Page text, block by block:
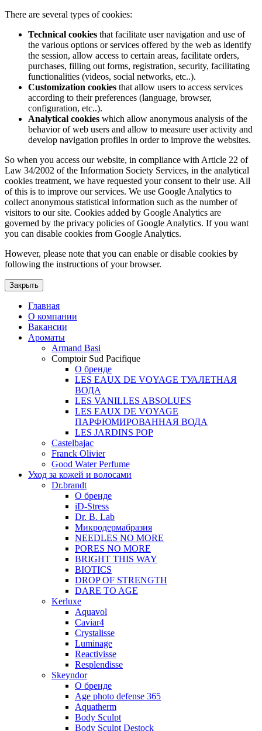
There are several types of cookies:
Technical cookies that facilitate user navigation and use of
the various options or services offered by the web as identify
the session, allow access to certain areas, facilitate orders,
purchases, filling out forms, registration, security, facilitating
functionalities (videos, social networks, etc..).
Customization cookies that allow users to access services
according to their preferences (language, browser,
configuration, etc..).
Analytical cookies which allow anonymous analysis of the
behavior of web users and allow to measure user activity and
develop navigation profiles in order to improve the websites.
So when you access our website, in compliance with Article 22 of
Law 34/2002 of the Information Society Services, in the analytical
cookies treatment, we have requested your consent to their use. All
of this is to improve our services. We use Google Analytics to
collect anonymous statistical information such as the number of
visitors to our site. Cookies added by Google Analytics are
governed by the privacy policies of Google Analytics. If you want
you can disable cookies from Google Analytics.
However, please note that you can enable or disable cookies by
following the instructions of your browser.
Закрыть
Главная
О компании
Вакансии
Ароматы
Armand Basi
Comptoir Sud Pacifique
О бренде
LES EAUX DE VOYAGE ТУАЛЕТНАЯ
ВОДА
LES VANILLES ABSOLUES
LES EAUX DE VOYAGE
ПАРФЮМИРОВАННАЯ ВОДА
LES JARDINS POP
Castelbajac
Franck Olivier
Good Water Perfume
Уход за кожей и волосами
Dr.brandt
О бренде
iD-Stress
Dr. B. Lab
Микродермабразия
NEEDLES NO MORE
PORES NO MORE
BRIGHT THIS WAY
BIOTICS
DROP OF STRENGTH
DARE TO AGE
Kerluxe
Aquavol
Caviar4
Crystalisse
Luminage
Reactivisse
Resplendisse
Skeyndor
О бренде
Age photo defense 365
Aquatherm
Body Sculpt
Body Sculpt Destock